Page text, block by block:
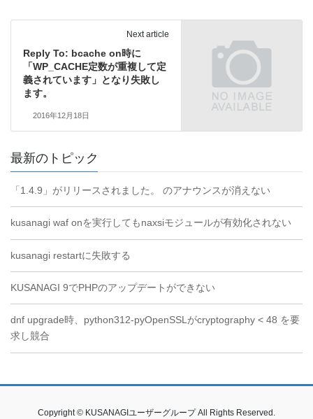
Next article
Reply To: bcache on時に
「WP_CACHE定数が重複して定
義されています」となり失敗し
ます。
2016年12月18日
最新のトピック
「1.4.9」がリリースされました。 のアナウンスが消えない
kusanagi waf onを実行してもnaxsiモジュールが有効化されない
kusanagi restartに失敗する
KUSANAGI 9でPHPのアップデートができない
dnf upgrade時、python312-pyOpenSSLがcryptography < 48 を要
求し競合
Copyright © KUSANAGIユーザーグループ All Rights Reserved.